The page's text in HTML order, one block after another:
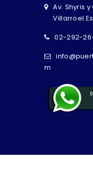
Av. Shyris
Villarroel
02-292-26-
m